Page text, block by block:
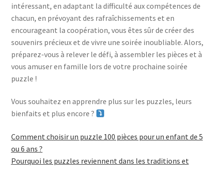
intéressant, en adaptant la difficulté aux compétences de
chacun, en prévoyant des rafraîchissements et en
encourageant la coopération, vous êtes sûr de créer des
souvenirs précieux et de vivre une soirée inoubliable. Alors,
préparez-vous à relever le défi, à assembler les pièces et à
vous amuser en famille lors de votre prochaine soirée
puzzle !
Vous souhaitez en apprendre plus sur les puzzles, leurs
bienfaits et plus encore ?
Comment choisir un puzzle 100 pièces pour un enfant de 5
ou 6 ans ?
Pourquoi les puzzles reviennent dans les traditions et